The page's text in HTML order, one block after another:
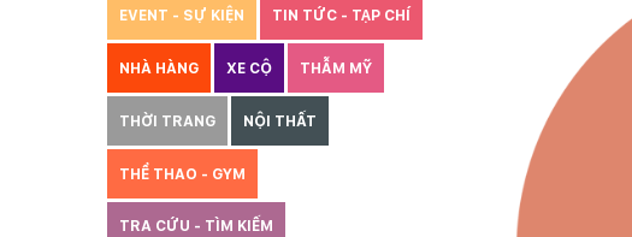
EVENT - SỰ KIỆN TIN TỨC - TẠP CHÍ
NHÀ HÀNG XE CỘ THẪM MỸ
THỜI TRANG NỘI THẤT
THỂ THAO - GYM
TRA CỨU - TÌM KIẾM